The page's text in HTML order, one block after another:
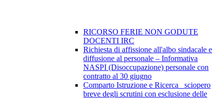
RICORSO FERIE NON GODUTE
DOCENTI IRC
Richiesta di affissione all'albo sindacale e
diffusione al personale – Informativa
NASPI (Disoccupazione) personale con
contratto al 30 giugno
Comparto Istruzione e Ricerca_ sciopero
breve degli scrutini con esclusione delle